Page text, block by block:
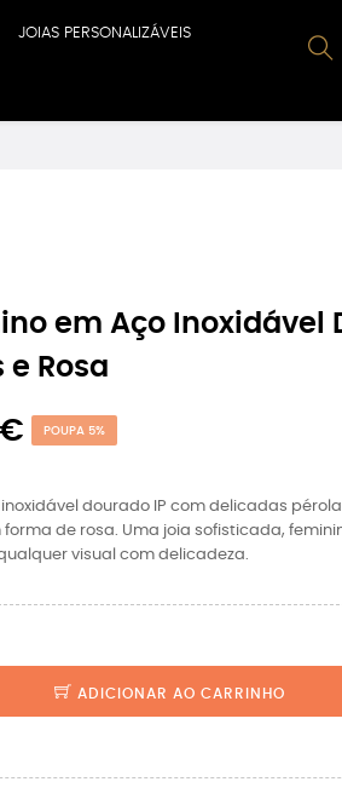
JOIAS PERSONALIZÁVEIS
em Aço Inoxidável
e Rosa
POUPA 5%
dourado IP com delicadas
de rosa. Uma joia sofisticada,
visual com delicadeza.
ADICIONAR AO CARRINHO